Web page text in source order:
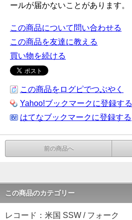
ールが届かないことがあります。
この商品について問い合わせる
この商品を友達に教える
買い物を続ける
この商品をログピでつぶやく
Yahoo!ブックマークに登録する
はてなブックマークに登録する
前の商品へ
この商品のカテゴリー
レコード：米国 SSW / フォーク